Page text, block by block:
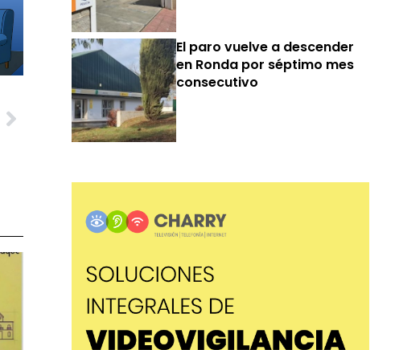
El paro vuelve a descender
en Ronda por séptimo mes
consecutivo